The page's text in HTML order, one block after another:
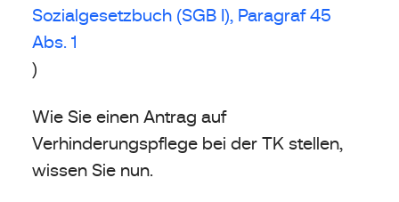
Sozialgesetzbuch (SGB I), Paragraf 45
Abs. 1
)
Wie Sie einen Antrag auf
Verhinderungspflege bei der TK stellen,
wissen Sie nun.